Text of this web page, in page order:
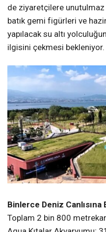
de ziyaretçilere
batık gemi figürleri ve
yapılacak su altı
ilgisini çekmesi bekleniyor.
Binlerce Deniz Canlısına
Toplam 2 bin 800